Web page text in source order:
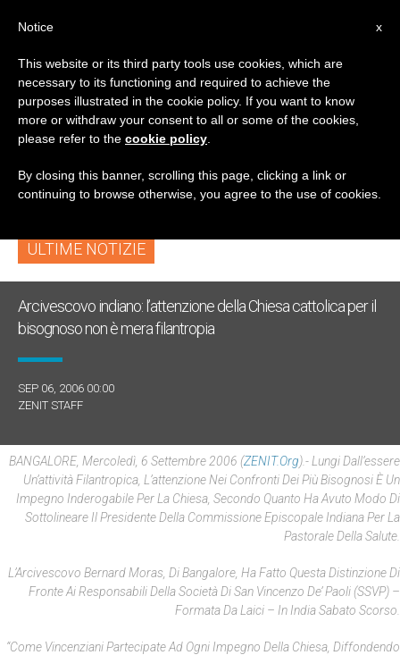
TAG
Posts Tagged ‘Maria
Luisa Prosperi’
ULTIME NOTIZIE
Arcivescovo indiano: l’attenzione della Chiesa cattolica per il
bisognoso non è mera filantropia
SEP 06, 2006 00:00
ZENIT STAFF
BANGALORE, Mercoledì, 6 Settembre 2006 (ZENIT.org).- Lungi Dall’essere
Un’attività Filantropica, L’attenzione Nei Confronti Dei Più Bisognosi È Un
Impegno Inderogabile Per La Chiesa, Secondo Quanto Ha Avuto Modo Di
Sottolineare Il Presidente Della Commissione Episcopale Indiana Per La
Pastorale Della Salute.
L’Arcivescovo Bernard Moras, Di Bangalore, Ha Fatto Questa Distinzione Di
Fronte Ai Responsabili Della Società Di San Vincenzo De’ Paoli (SSVP) –
Formata Da Laici – In India Sabato Scorso.
“Come Vincenziani Partecipate Ad Ogni Impegno Della Chiesa, Diffondendo
x
Notice
This website or its third party tools use cookies, which are
necessary to its functioning and required to achieve the
purposes illustrated in the cookie policy. If you want to know
more or withdraw your consent to all or some of the cookies,
please refer to the cookie policy
By closing this banner, scrolling this page, clicking a link or
continuing to browse otherwise, you agree to the use of cookies.